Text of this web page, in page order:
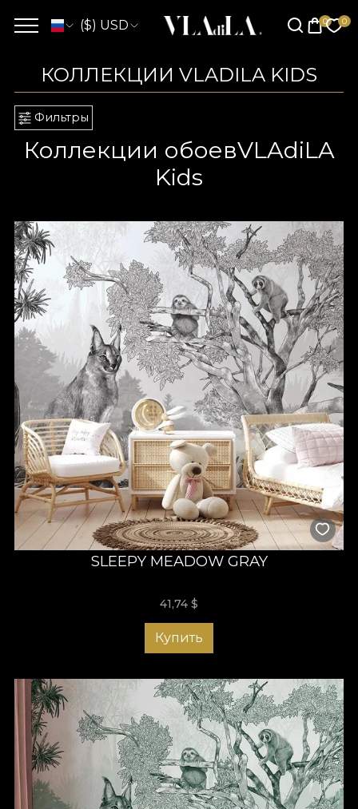
($) USD
КОЛЛЕКЦИИ VLADILA KIDS
Фильтры
Коллекции обоевVLAdiLA
Kids
SLEEPY MEADOW GRAY
41,74 $
Купить